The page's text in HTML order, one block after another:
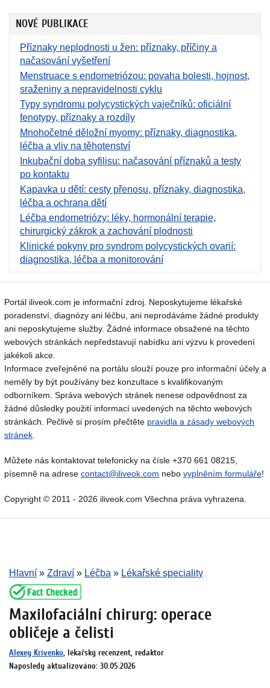
NOVÉ PUBLIKACE
Příznaky neplodnosti u žen: příznaky, příčiny a
načasování vyšetření
Menstruace s endometriózou: povaha bolesti, hojnost,
sraženiny a nepravidelnosti cyklu
Typy syndromu polycystických vaječníků: oficiální
fenotypy, příznaky a rozdíly
Mnohočetné děložní myomy: příznaky, diagnostika,
léčba a vliv na těhotenství
Inkubační doba syfilisu: načasování příznaků a testy
po kontaktu
Kapavka u dětí: cesty přenosu, příznaky, diagnostika,
léčba a ochrana dětí
Léčba endometriózy: léky, hormonální terapie,
chirurgický zákrok a zachování plodnosti
Klinické pokyny pro syndrom polycystických ovarií:
diagnostika, léčba a monitorování
Portál iliveok.com je informační zdroj. Neposkytujeme lékařské
poradenství, diagnózy ani léčbu, ani neprodáváme žádné produkty
ani neposkytujeme služby. Žádné informace obsažené na těchto
webových stránkách nepředstavují nabídku ani výzvu k provedení
jakékoli akce.
Informace zveřejněné na portálu slouží pouze pro informační účely a
neměly by být používány bez konzultace s kvalifikovaným
odborníkem. Správa webových stránek nenese odpovědnost za
žádné důsledky použití informací uvedených na těchto webových
stránkách. Pečlivě si prosím přečtěte pravidla a zásady webových
stránek
Můžete nás kontaktovat telefonicky na čísle +370 661 08215,
písemně na adrese contact@iliveok.com nebo vyplněním formuláře!
Copyright © 2011 - 2026 iliveok.com Všechna práva vyhrazena.
Hlavní » Zdraví » Léčba » Lékařské speciality
Maxilofaciální chirurg: operace
obličeje a čelisti
Alexey Krivenko, lékařský recenzent, redaktor
Naposledy aktualizováno: 30.05.2026